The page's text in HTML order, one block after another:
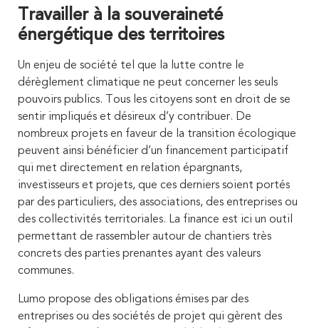
Travailler à la souveraineté
énergétique des territoires
Un enjeu de société tel que la lutte contre le
dérèglement climatique ne peut concerner les seuls
pouvoirs publics. Tous les citoyens sont en droit de se
sentir impliqués et désireux d’y contribuer. De
nombreux projets en faveur de la transition écologique
peuvent ainsi bénéficier d’un financement participatif
qui met directement en relation épargnants,
investisseurs et projets, que ces derniers soient portés
par des particuliers, des associations, des entreprises ou
des collectivités territoriales. La finance est ici un outil
permettant de rassembler autour de chantiers très
concrets des parties prenantes ayant des valeurs
communes.
Lumo propose des obligations émises par des
entreprises ou des sociétés de projet qui gèrent des